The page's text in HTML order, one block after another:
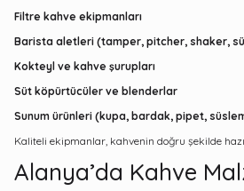
Filtre kahve ekipmanları
Barista aletleri (tamper, pitcher, shaker,
Kokteyl ve kahve şurupları
Süt köpürtücüler ve blenderlar
Sunum ürünleri (kupa, bardak, pipet,
Kaliteli ekipmanlar, kahvenin doğru şekilde
Alanya’da Kahve